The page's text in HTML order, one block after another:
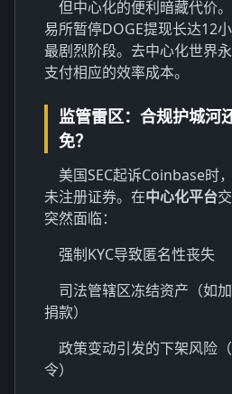
但中心化的便利暗藏代价
易所暂停DOGE提现长达12
最剧烈阶段。去中心化世界
支付相应的效率成本。
监管雷区：合规护城河
免？
美国SEC起诉Coinbase时
未注册证券。在中心化平台
突然面临：
强制KYC导致匿名性丧失
司法管辖区冻结资产（如
捐款）
政策变动引发的下架风险
令）